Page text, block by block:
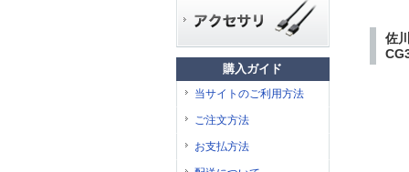
購入ガイド
当サイトのご利用方法
ご注文方法
お支払方法
佐